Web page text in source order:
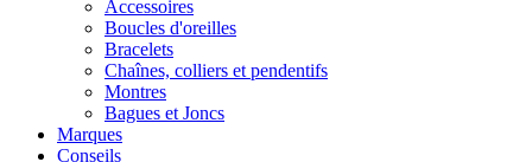
Accessoires
Boucles d'oreilles
Bracelets
Chaînes, colliers et pendentifs
Montres
Bagues et Joncs
Marques
Conseils